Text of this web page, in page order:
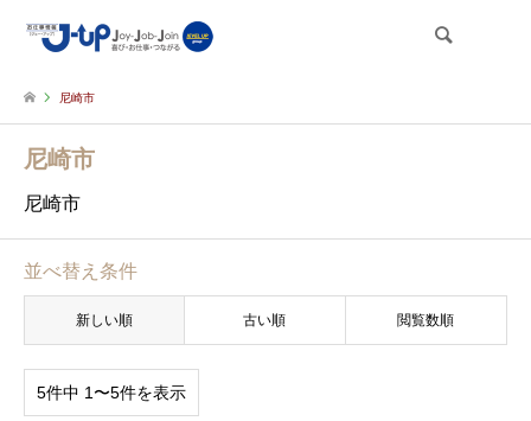
尼崎市
尼崎市
尼崎市
並べ替え条件
新しい順 古い順 閲覧数順
5件中 1〜5件を表示